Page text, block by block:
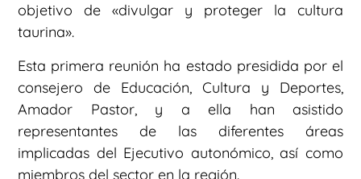
objetivo de «divulgar y proteger la cultura
taurina».
Esta primera reunión ha estado presidida por el
consejero de Educación, Cultura y Deportes,
Amador Pastor, y a ella han asistido
representantes de las diferentes áreas
implicadas del Ejecutivo autonómico, así como
miembros del sector en la región.